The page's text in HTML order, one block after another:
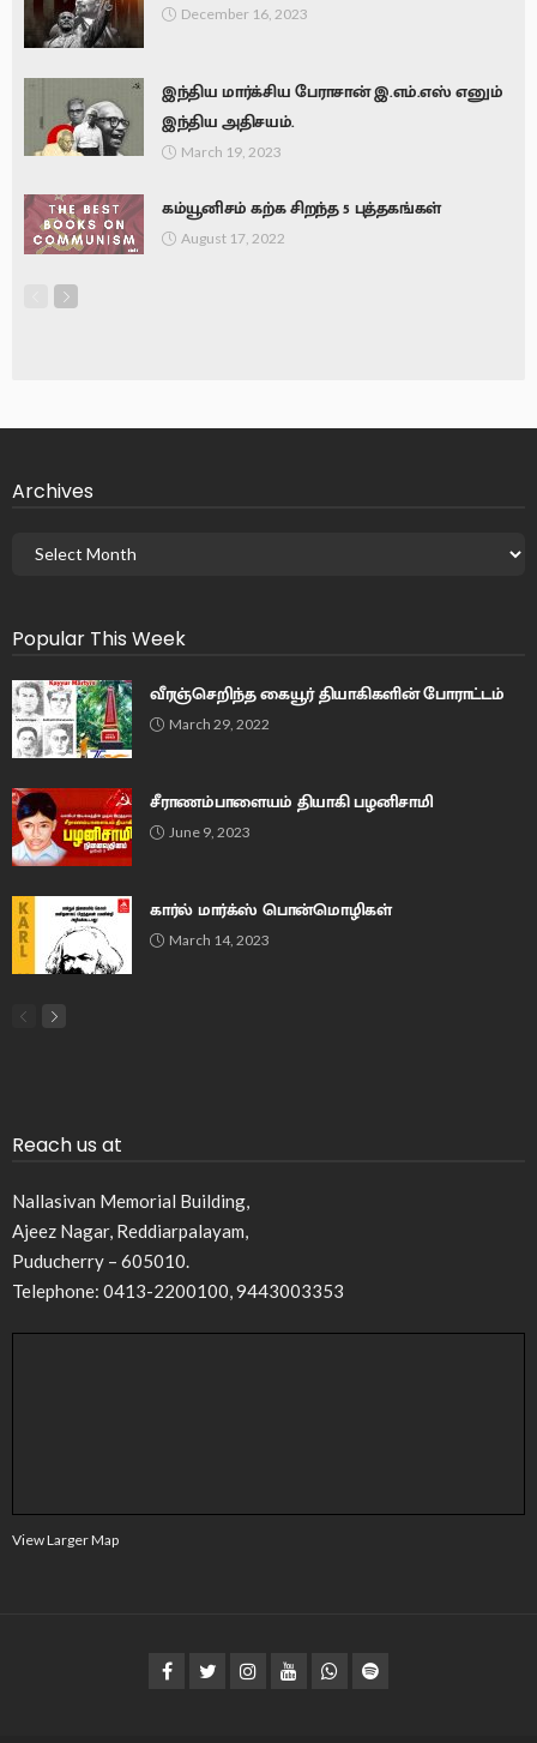
December 16, 2023
இந்திய மார்க்சிய பேராசான் இ.எம்.எஸ் எனும்
இந்திய அதிசயம்.
March 19, 2023
கம்யூனிசம் கற்க சிறந்த 5 புத்தகங்கள்
August 17, 2022
Archives
Popular This Week
வீரஞ்செறிந்த கையூர் தியாகிகளின் போராட்டம்
March 29, 2022
சீராணம்பாளையம் தியாகி பழனிசாமி
June 9, 2023
கார்ல் மார்க்ஸ் பொன்மொழிகள்
March 14, 2023
Reach us at
Nallasivan Memorial Building,
Ajeez Nagar, Reddiarpalayam,
Puducherry – 605010.
Telephone: 0413-2200100, 9443003353
View Larger Map